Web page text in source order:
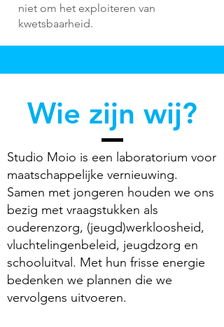
niet om het exploiteren van
kwetsbaarheid.
Wie zijn wij?
Studio Moio is een laboratorium voor
maatschappelijke vernieuwing.
Samen met jongeren houden we ons
bezig met vraagstukken als
ouderenzorg, (jeugd)werkloosheid,
vluchtelingenbeleid, jeugdzorg en
schooluitval. Met hun frisse energie
bedenken we plannen die we
vervolgens uitvoeren.